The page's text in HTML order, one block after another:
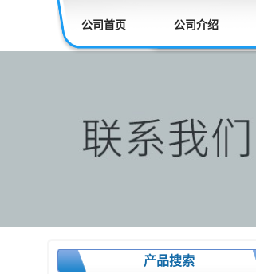
公司首页 公司介绍
产品搜索